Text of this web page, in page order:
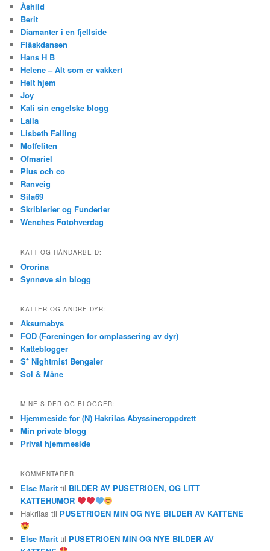
Åshild
Berit
Diamanter i en fjellside
Fläskdansen
Hans H B
Helene – Alt som er vakkert
Helt hjem
Joy
Kali sin engelske blogg
Laila
Lisbeth Falling
Moffeliten
Ofmariel
Pius och co
Ranveig
Sila69
Skriblerier og Funderier
Wenches Fotohverdag
KATT OG HÅNDARBEID:
Ororina
Synnøve sin blogg
KATTER OG ANDRE DYR:
Aksumabys
FOD (Foreningen for omplassering av dyr)
Katteblogger
S* Nightmist Bengaler
Sol & Måne
MINE SIDER OG BLOGGER:
Hjemmeside for (N) Hakrilas Abyssineroppdrett
Min private blogg
Privat hjemmeside
KOMMENTARER:
Else Marit til BILDER AV PUSETRIOEN, OG LITT
KATTEHUMOR
Hakrilas til PUSETRIOEN MIN OG NYE BILDER AV KATTENE
Else Marit til PUSETRIOEN MIN OG NYE BILDER AV